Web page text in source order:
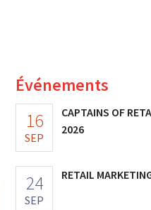
Événements
16
SEP
CAPTAINS OF
2026
24
SEP
RETAIL